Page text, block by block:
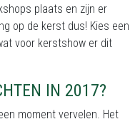
plaats en zijn er
op de kerst dus! Kies een
voor kerstshow er dit
IN 2017?
moment vervelen. Het